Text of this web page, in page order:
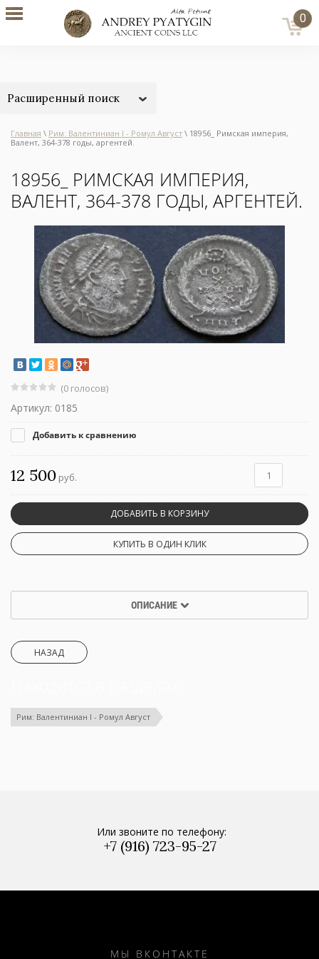
0
Расширенный поиск
Главная \ Рим: Валентиниан I - Ромул Август \ 18956_ Римская империя,
Валент, 364-378 годы, аргентей.
18956_ РИМСКАЯ ИМПЕРИЯ,
ВАЛЕНТ, 364-378 ГОДЫ, АРГЕНТЕЙ.
(0 голосов)
Артикул: 0185
Добавить к сравнению
12 500 руб.
ДОБАВИТЬ В КОРЗИНУ
КУПИТЬ В ОДИН КЛИК
ОПИСАНИЕ
НАЗАД
Рим: Валентиниан I - Ромул Август
Или звоните по телефону:
+7 (916) 723-95-27
МЫ ВКОНТАКТЕ